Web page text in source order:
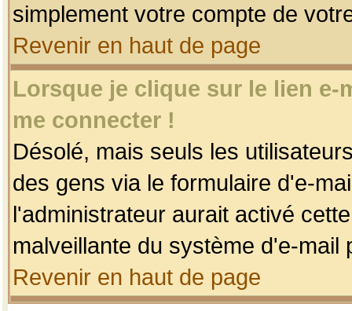
simplement votre compte de
Revenir en haut de page
Lorsque je clique sur le lien
me connecter !
Désolé, mais seuls les
des gens via le formulaire d'e-
l'administrateur aurait activé
malveillante du système d'e-
Revenir en haut de page